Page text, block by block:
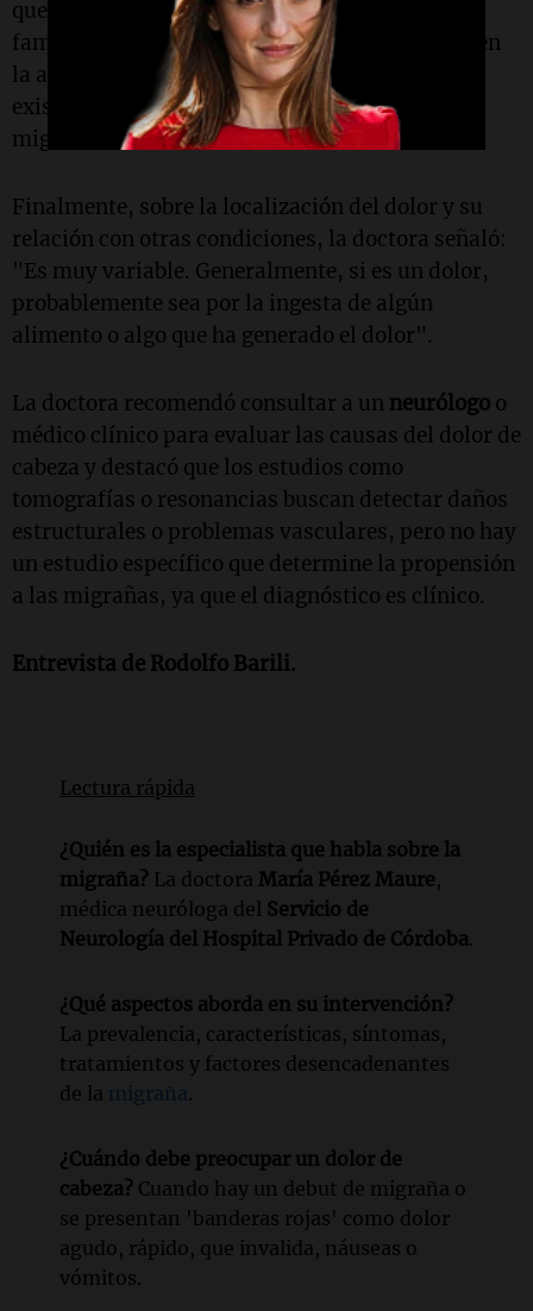
que están asociadas a cuestiones genéticas o
familiares. Hay pacientes que por ahí debutan en
la adolescencia con migrañas y al interrogar
existen antecedentes de madre o padre con
migrañas".
Finalmente, sobre la localización del dolor y su
relación con otras condiciones, la doctora señaló:
"Es muy variable. Generalmente, si es un dolor,
probablemente sea por la ingesta de algún
alimento o algo que ha generado el dolor".
La doctora recomendó consultar a un neurólogo o
médico clínico para evaluar las causas del dolor de
cabeza y destacó que los estudios como
tomografías o resonancias buscan detectar daños
estructurales o problemas vasculares, pero no hay
un estudio específico que determine la propensión
a las migrañas, ya que el diagnóstico es clínico.
Entrevista de Rodolfo Barili.
Lectura rápida
¿Quién es la especialista que habla sobre la
migraña? La doctora María Pérez Maure,
médica neuróloga del Servicio de
Neurología del Hospital Privado de Córdoba.
¿Qué aspectos aborda en su intervención?
La prevalencia, características, síntomas,
tratamientos y factores desencadenantes
de la migraña.
¿Cuándo debe preocupar un dolor de
cabeza? Cuando hay un debut de migraña o
se presentan 'banderas rojas' como dolor
agudo, rápido, que invalida, náuseas o
vómitos.